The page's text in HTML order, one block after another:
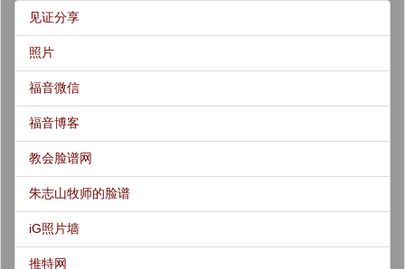
见证分享
照片
福音微信
福音博客
教会脸谱网
朱志山牧师的脸谱
iG照片墙
推特网